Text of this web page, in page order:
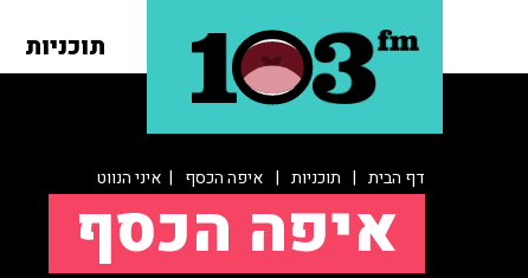
תוכניות
דף הבית | תוכניות | איפה הכסף | איני הנווט
איפה הכסף